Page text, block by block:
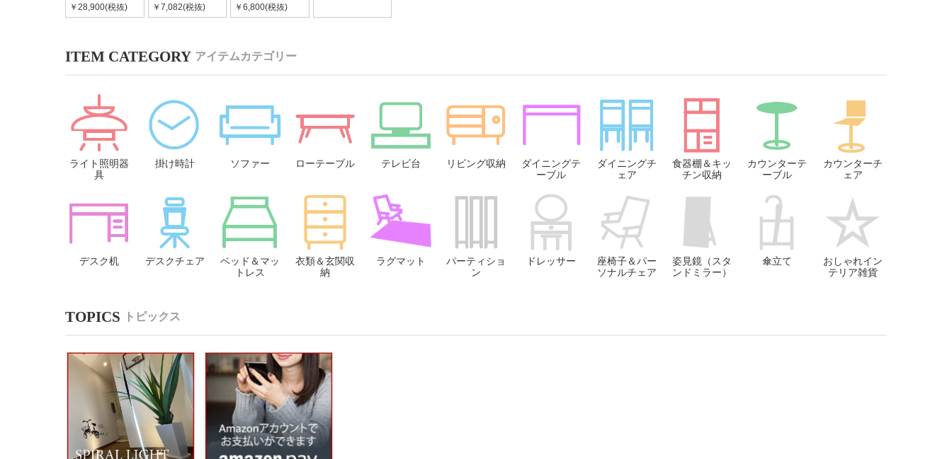
￥28,900(税抜)
￥7,082(税抜)
￥6,800(税抜)
アイテムカテゴリー
ライト照明器
具
掛け時計 ソファー ローテーブル テレビ台 リビング収納
ダイニングテ
ーブル
ダイニングチ
ェア
食器棚＆キッ
チン収納
カウンターテ
ーブル
カウンターチ
ェア
デスク机 デスクチェア
ベッド＆マッ
トレス
衣類＆玄関収
納
ラグマット
パーティショ
ン
ドレッサー
座椅子＆パー
ソナルチェア
姿見鏡（スタ
ンドミラー）
傘立て
おしゃれイン
テリア雑貨
トピックス